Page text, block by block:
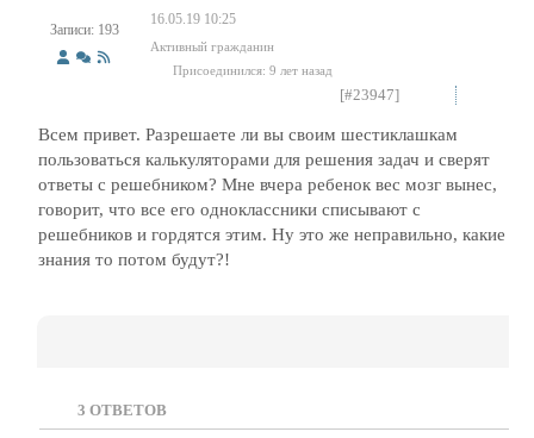
Записи: 193
16.05.19 10:25
Активный гражданин
Присоединился: 9 лет назад
[#23947]
Всем привет. Разрешаете ли вы своим шестиклашкам
пользоваться калькуляторами для решения задач и сверят
ответы с решебником? Мне вчера ребенок вес мозг вынес,
говорит, что все его одноклассники списывают с
решебников и гордятся этим. Ну это же неправильно, какие
знания то потом будут?!
3 ОТВЕТОВ